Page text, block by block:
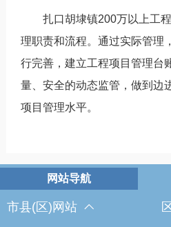
扎口胡埭镇200万以上工程
理职责和流程。通过实际管理
行完善，建立工程项目管理台
量、安全的动态监管，做到边
项目管理水平。
市县(区)网站